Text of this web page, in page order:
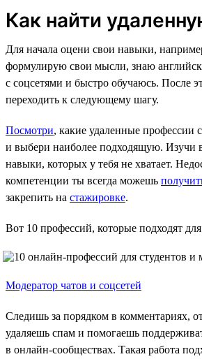
Как найти
Для начала оцени свои навыки,
формулирую свои мысли, знаю
с соцсетями и быстро обучаюсь. После
переходить к следующему шагу.
Посмотри, какие удаленные профессии
и выбери наиболее подходящую. Изучи
навыки, которых у тебя не хватает.
компетенции ты всегда можешь
закрепить на стажировке.
Вот 10 профессий, которые подходят для
Модератор чатов и соцсетей
Следишь за порядком в комментариях,
удаляешь спам и помогаешь
в онлайн-сообществах. Такая работа